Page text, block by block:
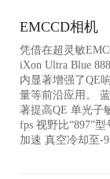
EMCCD相机
凭借在超灵敏
iXon Ultra Blue
内显著增强了QE
量等前沿应用。
著提高QE 单光子
fps 视野比“897”
加速 真空冷却至-